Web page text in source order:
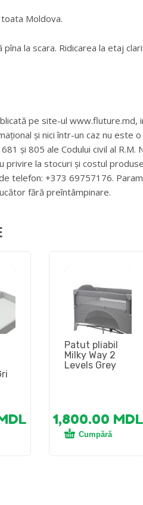
Moldova.
la scara. Ridicarea la etaj
pe site-ul www.fluture.md,
și nici într-un caz nu este
și 805 ale Codului civil al R.M.
privire la stocuri și costul
telefon: +373 69757176.
fără preîntâmpinare.
Patut pliabil
Milky Way 2
Levels Grey
1,800.00 MDL
Cumpără